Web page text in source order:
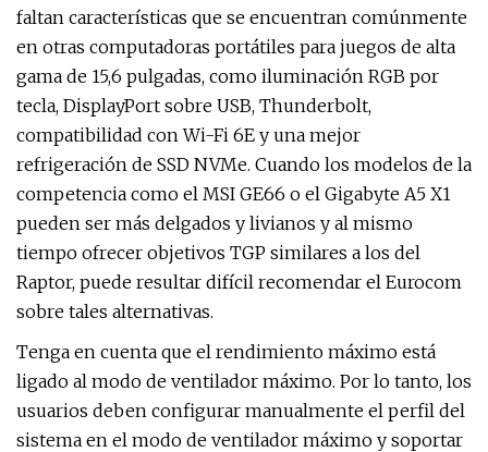
faltan características que se encuentran comúnmente
en otras computadoras portátiles para juegos de alta
gama de 15,6 pulgadas, como iluminación RGB por
tecla, DisplayPort sobre USB, Thunderbolt,
compatibilidad con Wi-Fi 6E y una mejor
refrigeración de SSD NVMe. Cuando los modelos de la
competencia como el MSI GE66 o el Gigabyte A5 X1
pueden ser más delgados y livianos y al mismo
tiempo ofrecer objetivos TGP similares a los del
Raptor, puede resultar difícil recomendar el Eurocom
sobre tales alternativas.
Tenga en cuenta que el rendimiento máximo está
ligado al modo de ventilador máximo. Por lo tanto, los
usuarios deben configurar manualmente el perfil del
sistema en el modo de ventilador máximo y soportar